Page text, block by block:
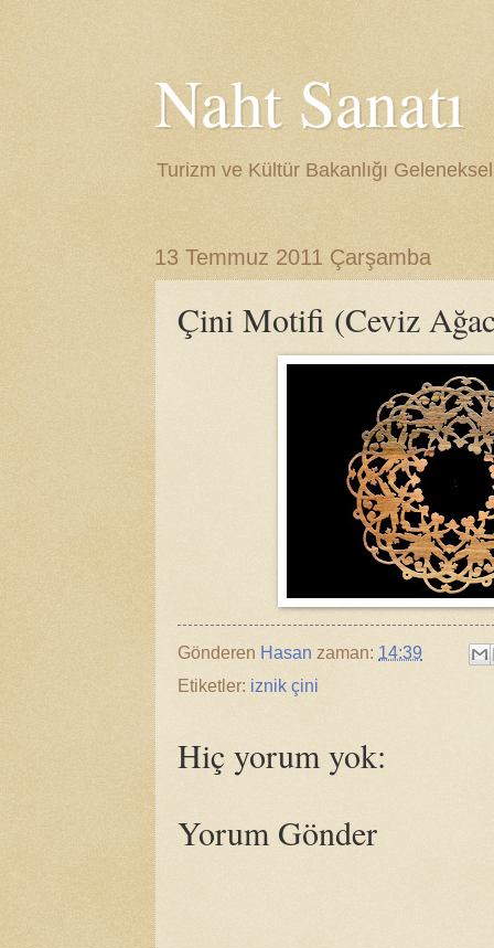
Naht Sanatı
Turizm ve Kültür Bakanlığı
13 Temmuz 2011 Çarşamba
Çini Motifi (Ceviz
Gönderen Hasan zaman: 14:39
Etiketler: iznik çini
Hiç yorum yok:
Yorum Gönder